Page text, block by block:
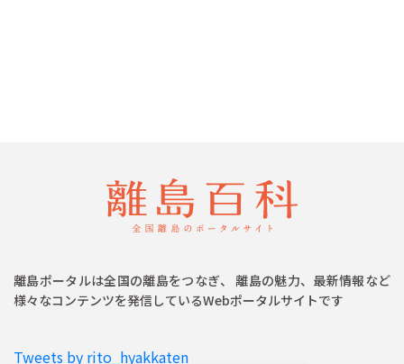
離島ポータルは全国の離島をつなぎ、 離島の魅力、最新情報など
様々なコンテンツを発信しているWebポータルサイトです
Tweets by rito_hyakkaten